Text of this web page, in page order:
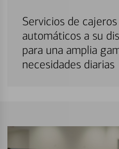
Servicios de cajeros
automáticos a su
para una amplia
necesidades diarias